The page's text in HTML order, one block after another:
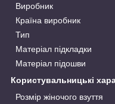
Виробник
Країна виробник
Тип
Матеріал підкладки
Матеріал підошви
Користувальницькі
Розмір жіночого взуття